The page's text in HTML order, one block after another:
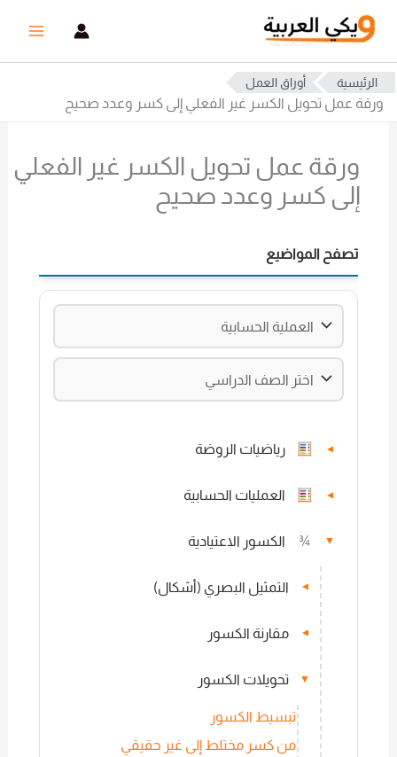
تخطي
المحتوى
الرئيسية أوراق العمل
ورقة عمل تحويل الكسر غير الفعلي إلى كسر وعدد صحيح
ورقة عمل تحويل الكسر غير الفعلي
إلى كسر وعدد صحيح
تصفح المواضيع
▼ رياضيات الروضة
▼ العمليات الحسابية
▼
¾ الكسور الاعتيادية
▼ التمثيل البصري (أشكال)
▼ مقارنة الكسور
▼ تحويلات الكسور
تبسيط الكسور
من كسر مختلط إلى غير حقيقي